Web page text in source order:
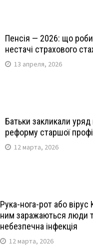
Пенсія — 2026: що
нестачі страхового
13 апреля, 2026
Батьки закликали
реформу старшої
12 марта, 2026
Рука-нога-рот або вірус
ним заражаються люди
небезпечна інфекція
12 марта, 2026